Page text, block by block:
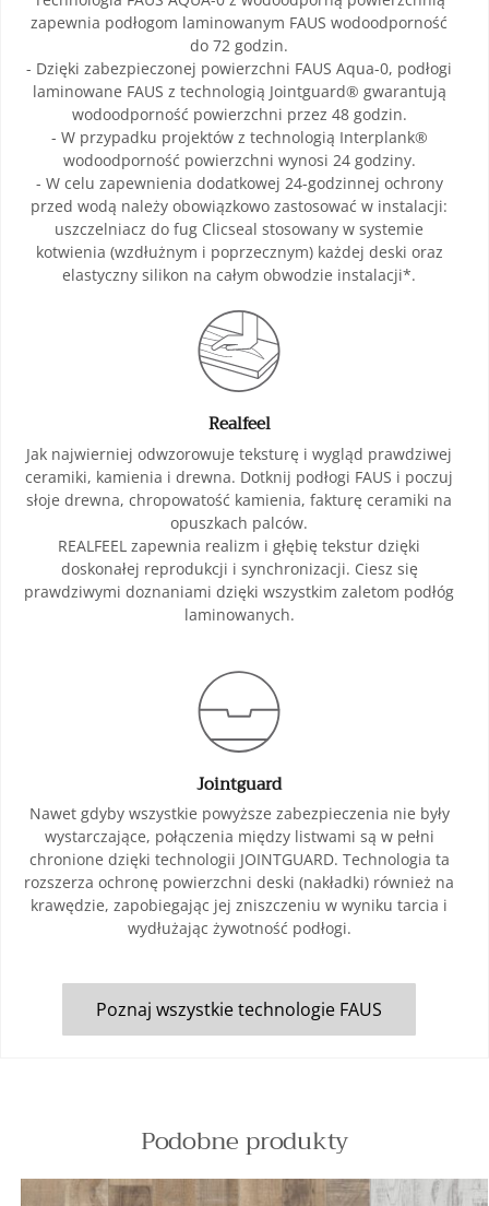
zapewnia podłogom laminowanym FAUS wodoodporność
do 72 godzin.
- Dzięki zabezpieczonej powierzchni FAUS Aqua-0, podłogi
laminowane FAUS z technologią Jointguard® gwarantują
wodoodporność powierzchni przez 48 godzin.
- W przypadku projektów z technologią Interplank®
wodoodporność powierzchni wynosi 24 godziny.
- W celu zapewnienia dodatkowej 24-godzinnej ochrony
przed wodą należy obowiązkowo zastosować w instalacji:
uszczelniacz do fug Clicseal stosowany w systemie
kotwienia (wzdłużnym i poprzecznym) każdej deski oraz
elastyczny silikon na całym obwodzie instalacji*.
Realfeel
Jak najwierniej odwzorowuje teksturę i wygląd prawdziwej
ceramiki, kamienia i drewna. Dotknij podłogi FAUS i poczuj
słoje drewna, chropowatość kamienia, fakturę ceramiki na
opuszkach palców.
REALFEEL zapewnia realizm i głębię tekstur dzięki
doskonałej reprodukcji i synchronizacji. Ciesz się
prawdziwymi doznaniami dzięki wszystkim zaletom podłóg
laminowanych.
Jointguard
Nawet gdyby wszystkie powyższe zabezpieczenia nie były
wystarczające, połączenia między listwami są w pełni
chronione dzięki technologii JOINTGUARD. Technologia ta
rozszerza ochronę powierzchni deski (nakładki) również na
krawędzie, zapobiegając jej zniszczeniu w wyniku tarcia i
wydłużając żywotność podłogi.
Poznaj wszystkie technologie FAUS
Podobne produkty